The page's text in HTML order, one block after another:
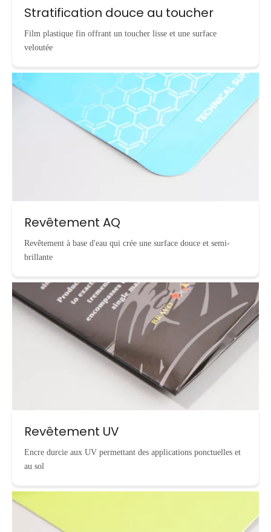
Stratification douce au toucher
Film plastique fin offrant un toucher lisse et une surface
veloutée
Revêtement AQ
Revêtement à base d'eau qui crée une surface douce et semi-
brillante
Revêtement UV
Encre durcie aux UV permettant des applications ponctuelles et
au sol